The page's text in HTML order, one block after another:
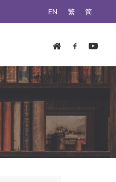
EN 繁 简